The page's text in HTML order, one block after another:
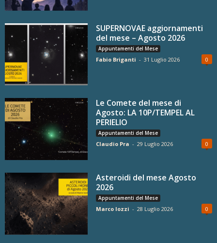
SUPERNOVAE aggiornamenti
del mese – Agosto 2026
Appuntamenti del Mese
Fabio Briganti - 31 Luglio 2026 0
Le Comete del mese di
Agosto: LA 10P/TEMPEL AL
PERIELIO
Appuntamenti del Mese
Claudio Pra - 29 Luglio 2026 0
Asteroidi del mese Agosto
2026
Appuntamenti del Mese
Marco Iozzi - 28 Luglio 2026 0